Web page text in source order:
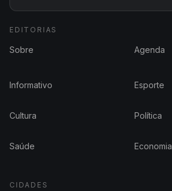
EDITORIAS
Sobre Agenda
Informativo Esporte
Cultura Política
Saúde Economia
CIDADES